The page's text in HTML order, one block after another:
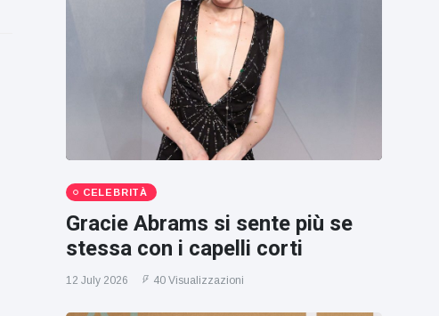
CELEBRITÀ
Gracie Abrams si sente più se
stessa con i capelli corti
12 July 2026 40 Visualizzazioni